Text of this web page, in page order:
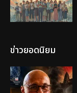
ข่าวยอดนิยม